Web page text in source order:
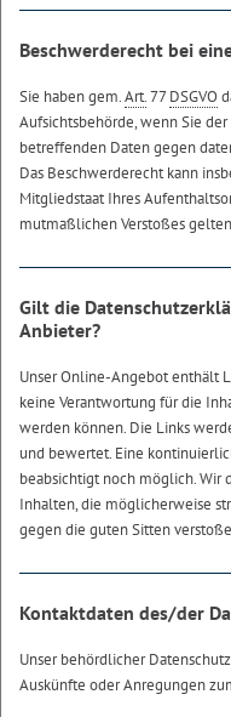
Beschwerderecht bei
Sie haben gem.Art.77DSGVO
Aufsichtsbehörde, wenn Sie
betreffenden Daten gegen
Das Beschwerderecht kann
Mitgliedstaat Ihres
mutmaßlichen Verstoßes
Gilt die
Anbieter?
Unser Online-Angebot enthält
keine Verantwortung für die
werden können. Die Links
und bewertet. Eine
beabsichtigt noch möglich. Wir
Inhalten, die möglicherweise
gegen die guten Sitten
Kontaktdaten des/der
Unser behördlicher
Auskünfte oder Anregungen